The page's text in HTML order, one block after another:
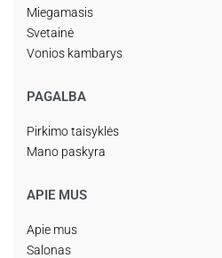
Miegamasis
Svetainė
Vonios kambarys
PAGALBA
Pirkimo taisyklės
Mano paskyra
APIE MUS
Apie mus
Salonas